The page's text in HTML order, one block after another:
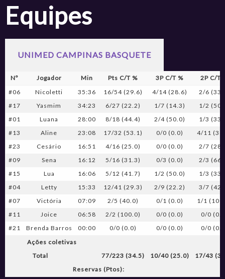
Equipes
UNIMED CAMPINAS BASQUETE
Nº Jogador Min Pts C/T % 3P C/T %
2P C/T
#06
Nicoletti 35:36 16/54 (29.6) 4/14 (28.6)
2/6
#17
Yasmim 34:23 6/27 (22.2) 1/7 (14.3)
1/2
#01
Luana 28:00 8/18 (44.4) 2/4 (50.0)
1/3
#13
Aline 23:08 17/32 (53.1) 0/0 (0.0)
4/11
#23
Cesário 16:51 4/16 (25.0) 0/0 (0.0)
2/7
#09
Sena 16:12 5/16 (31.3) 0/3 (0.0)
2/3
#15
Lua 16:06 5/12 (41.7) 1/2 (50.0)
1/3
#04
Letty 15:33 12/41 (29.3) 2/9 (22.2)
3/7
#07
Victória 07:09 2/5 (40.0) 0/1 (0.0)
1/1
#11
Joice 06:58 2/2 (100.0) 0/0 (0.0)
0/0
#21
Brenda Barros 00:00 0/0 (0.0) 0/0 (0.0)
0/0
Ações coletivas
Total
77/223 (34.5) 10/40 (25.0)
17/43
Reservas (Ptos):